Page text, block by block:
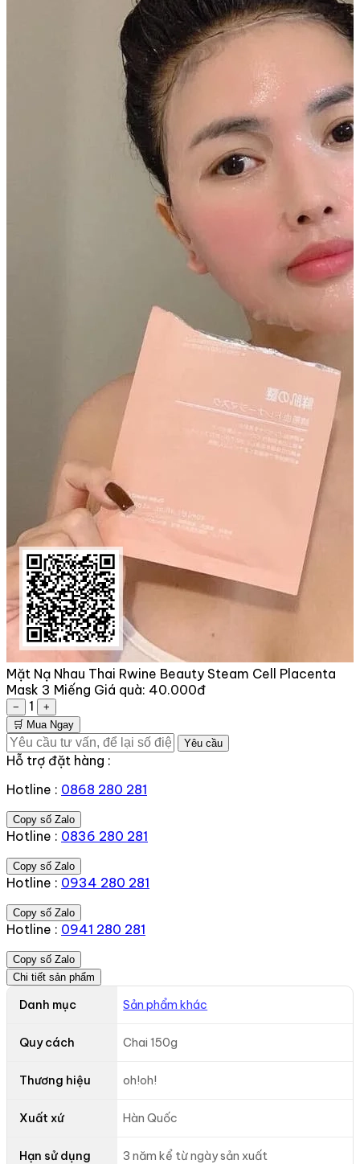
Mặt Nạ Nhau Thai Rwine Beauty Steam Cell Placenta
Mask 3 Miếng Giá quà: 40.000đ
− 1
+
🛒 Mua Ngay
Yêu cầu
Hỗ trợ đặt hàng :
Hotline : 0868 280 281
Copy số Zalo
Hotline : 0836 280 281
Copy số Zalo
Hotline : 0934 280 281
Copy số Zalo
Hotline : 0941 280 281
Copy số Zalo
Chi tiết sản phẩm
Danh mục Sản phẩm khác
Quy cách Chai 150g
Thương hiệu oh!oh!
Xuất xứ Hàn Quốc
Hạn sử dụng 3 năm kể từ ngày sản xuất